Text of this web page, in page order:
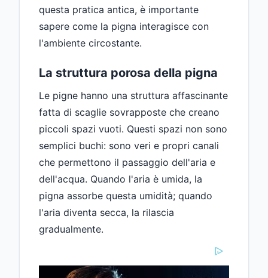
questa pratica antica, è importante
sapere come la pigna interagisce con
l'ambiente circostante.
La struttura porosa della pigna
Le pigne hanno una struttura affascinante
fatta di scaglie sovrapposte che creano
piccoli spazi vuoti. Questi spazi non sono
semplici buchi: sono veri e propri canali
che permettono il passaggio dell'aria e
dell'acqua. Quando l'aria è umida, la
pigna assorbe questa umidità; quando
l'aria diventa secca, la rilascia
gradualmente.